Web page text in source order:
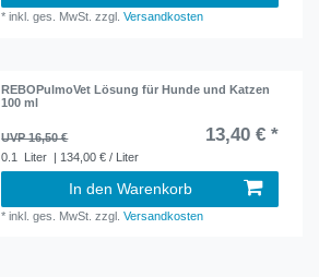
*inkl. ges. MwSt. zzgl.Versandkosten
REBOPulmoVet Lösung für Hunde und Katzen
100 ml
UVP 16,50 € 13,40 € *
0.1 Liter | 134,00 € / Liter
In den Warenkorb
*inkl. ges. MwSt. zzgl.Versandkosten